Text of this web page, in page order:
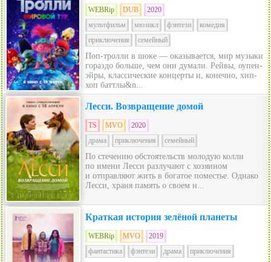
WEBRip DUB
2020
мультфильм
мюзикл фэнтези
комедия
приключения
семейный
Поп-тролли в шоке — оказывается, мир музыки
гораздо больше, чем они думали. Рейвы, оупен-
эйры, классические концерты и, конечно, хип-
хоп баттлы&n...
Лесси. Возвращение домой
TS MVO
2020
драма
приключения семейный
По стечению обстоятельств молодую колли
по имени Лесси разлучают с хозяином
и отправляют жить в богатое поместье. Однако
Лесси, храня память о своем н...
Краткая история зелёной планеты
WEBRip MVO
2019
фантастика
фэнтези драма приключения